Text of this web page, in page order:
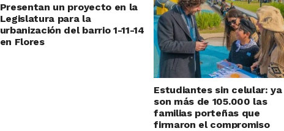
Presentan un proyecto en la
Legislatura para la
urbanización del barrio 1-11-14
en Flores
Estudiantes sin celular: ya
son más de 105.000 las
familias porteñas que
firmaron el compromiso